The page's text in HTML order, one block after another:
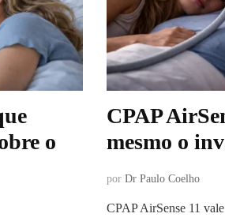
o
CPAP
mesmo o
por Dr Paulo Coelho
CPAP AirSense 11